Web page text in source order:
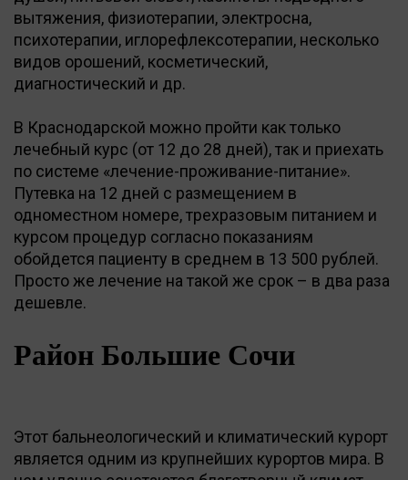
вытяжения, физиотерапии, электросна,
психотерапии, иглорефлексотерапии, несколько
видов орошений, косметический,
диагностический и др.
В Краснодарской можно пройти как только
лечебный курс (от 12 до 28 дней), так и приехать
по системе «лечение-проживание-питание».
Путевка на 12 дней с размещением в
одноместном номере, трехразовым питанием и
курсом процедур согласно показаниям
обойдется пациенту в среднем в 13 500 рублей.
Просто же лечение на такой же срок – в два раза
дешевле.
Район Большие Сочи
Этот бальнеологический и климатический курорт
является одним из крупнейших курортов мира. В